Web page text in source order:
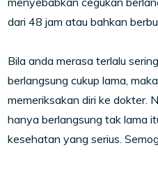
dari 48 jam atau bahkan
Bila anda merasa terlalu
berlangsung cukup lama,
memeriksakan diri ke dokter.
hanya berlangsung tak lama
kesehatan yang serius.